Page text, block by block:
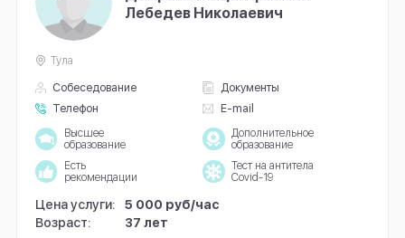
Лебедев Николаевич
Собеседование
Документы
Телефон
E-mail
Тула
Высшее
образование
Дополнительное
образование
Есть
рекомендации
Тест на антитела
Covid-19
Цена услуги:
5 000 руб/час
Возраст:
37 лет